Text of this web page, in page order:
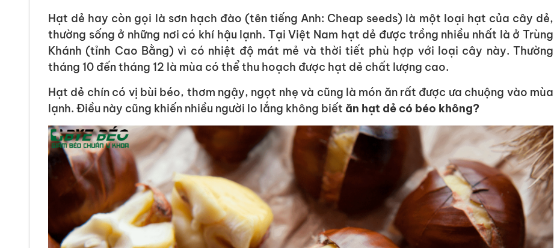
Hạt dẻ hay còn gọi là sơn hạch đào (tên tiếng Anh: Cheap seeds) là một loại hạt của cây dẻ,
thường sống ở những nơi có khí hậu lạnh. Tại Việt Nam hạt dẻ được trồng nhiều nhất là ở Trùng
Khánh (tỉnh Cao Bằng) vì có nhiệt độ mát mẻ và thời tiết phù hợp với loại cây này. Thường
tháng 10 đến tháng 12 là mùa có thể thu hoạch được hạt dẻ chất lượng cao.
Hạt dẻ chín có vị bùi béo, thơm ngậy, ngọt nhẹ và cũng là món ăn rất được ưa chuộng vào mùa
lạnh. Điều này cũng khiến nhiều người lo lắng không biết ăn hạt dẻ có béo không?